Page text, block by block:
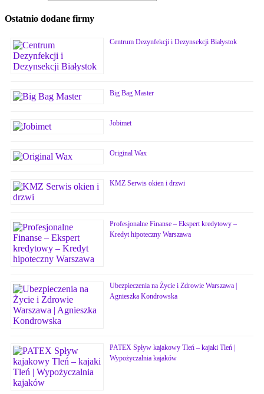
Ostatnio dodane firmy
Centrum Dezynfekcji i Dezynsekcji Białystok
Big Bag Master
Jobimet
Original Wax
KMZ Serwis okien i drzwi
Profesjonalne Finanse – Ekspert kredytowy –
Kredyt hipoteczny Warszawa
Ubezpieczenia na Życie i Zdrowie Warszawa |
Agnieszka Kondrowska
PATEX Spływ kajakowy Tleń – kajaki Tleń |
Wypożyczalnia kajaków